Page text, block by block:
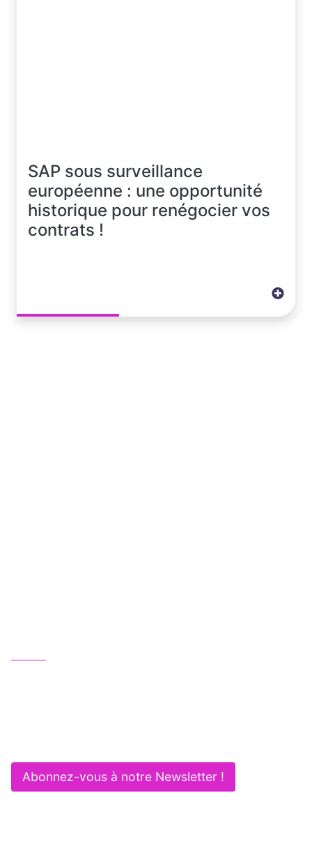
SAP sous surveillance
européenne : une opportunité
historique pour renégocier vos
contrats !
Abonnez-vous à notre Newsletter !